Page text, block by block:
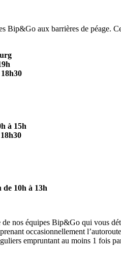
Bip&Go aux barrières de péage.
à 15h
de 10h à 13h
nos équipes Bip&Go qui vous
occasionnellement l’autoroute
empruntant au moins 1 fois